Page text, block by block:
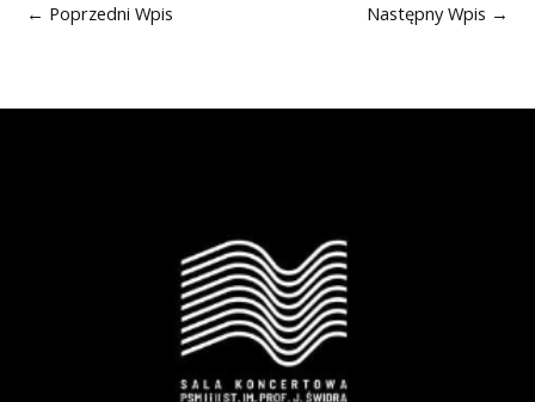
← Poprzedni Wpis Następny Wpis →